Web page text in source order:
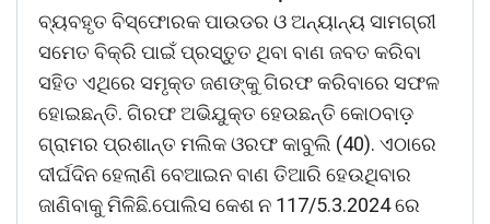
ବ୍ୟବହୃତ ବିସ୍ଫୋରକ ପାଉଡର ଓ ଅନ୍ୟାନ୍ୟ ସାମଗ୍ରୀ
ସମେତ ବିକ୍ରି ପାଇଁ ପ୍ରସ୍ତୁତ ଥିବା ବାଣ ଜବତ କରିବା
ସହିତ ଏଥିରେ ସମୃକ୍ତ ଜଣଙ୍କୁ ଗିରଫ କରିବାରେ ସଫଳ
ହୋଇଛନ୍ତି. ଗିରଫ ଅଭିଯୁକ୍ତ ହେଉଛନ୍ତି କୋଠବାଡ଼
ଗ୍ରାମର ପ୍ରଶାନ୍ତ ମଲିକ ଓରଫ କାବୁଲି (40). ଏଠାରେ
ଦୀର୍ଘଦିନ ହେଲାଣି ବେଆଇନ ବାଣ ତିଆରି ହେଉଥିବାର
ଜାଣିବାକୁ ମିଳିଛି.ପୋଲିସ କେଶ ନ 117/5.3.2024 ରେ